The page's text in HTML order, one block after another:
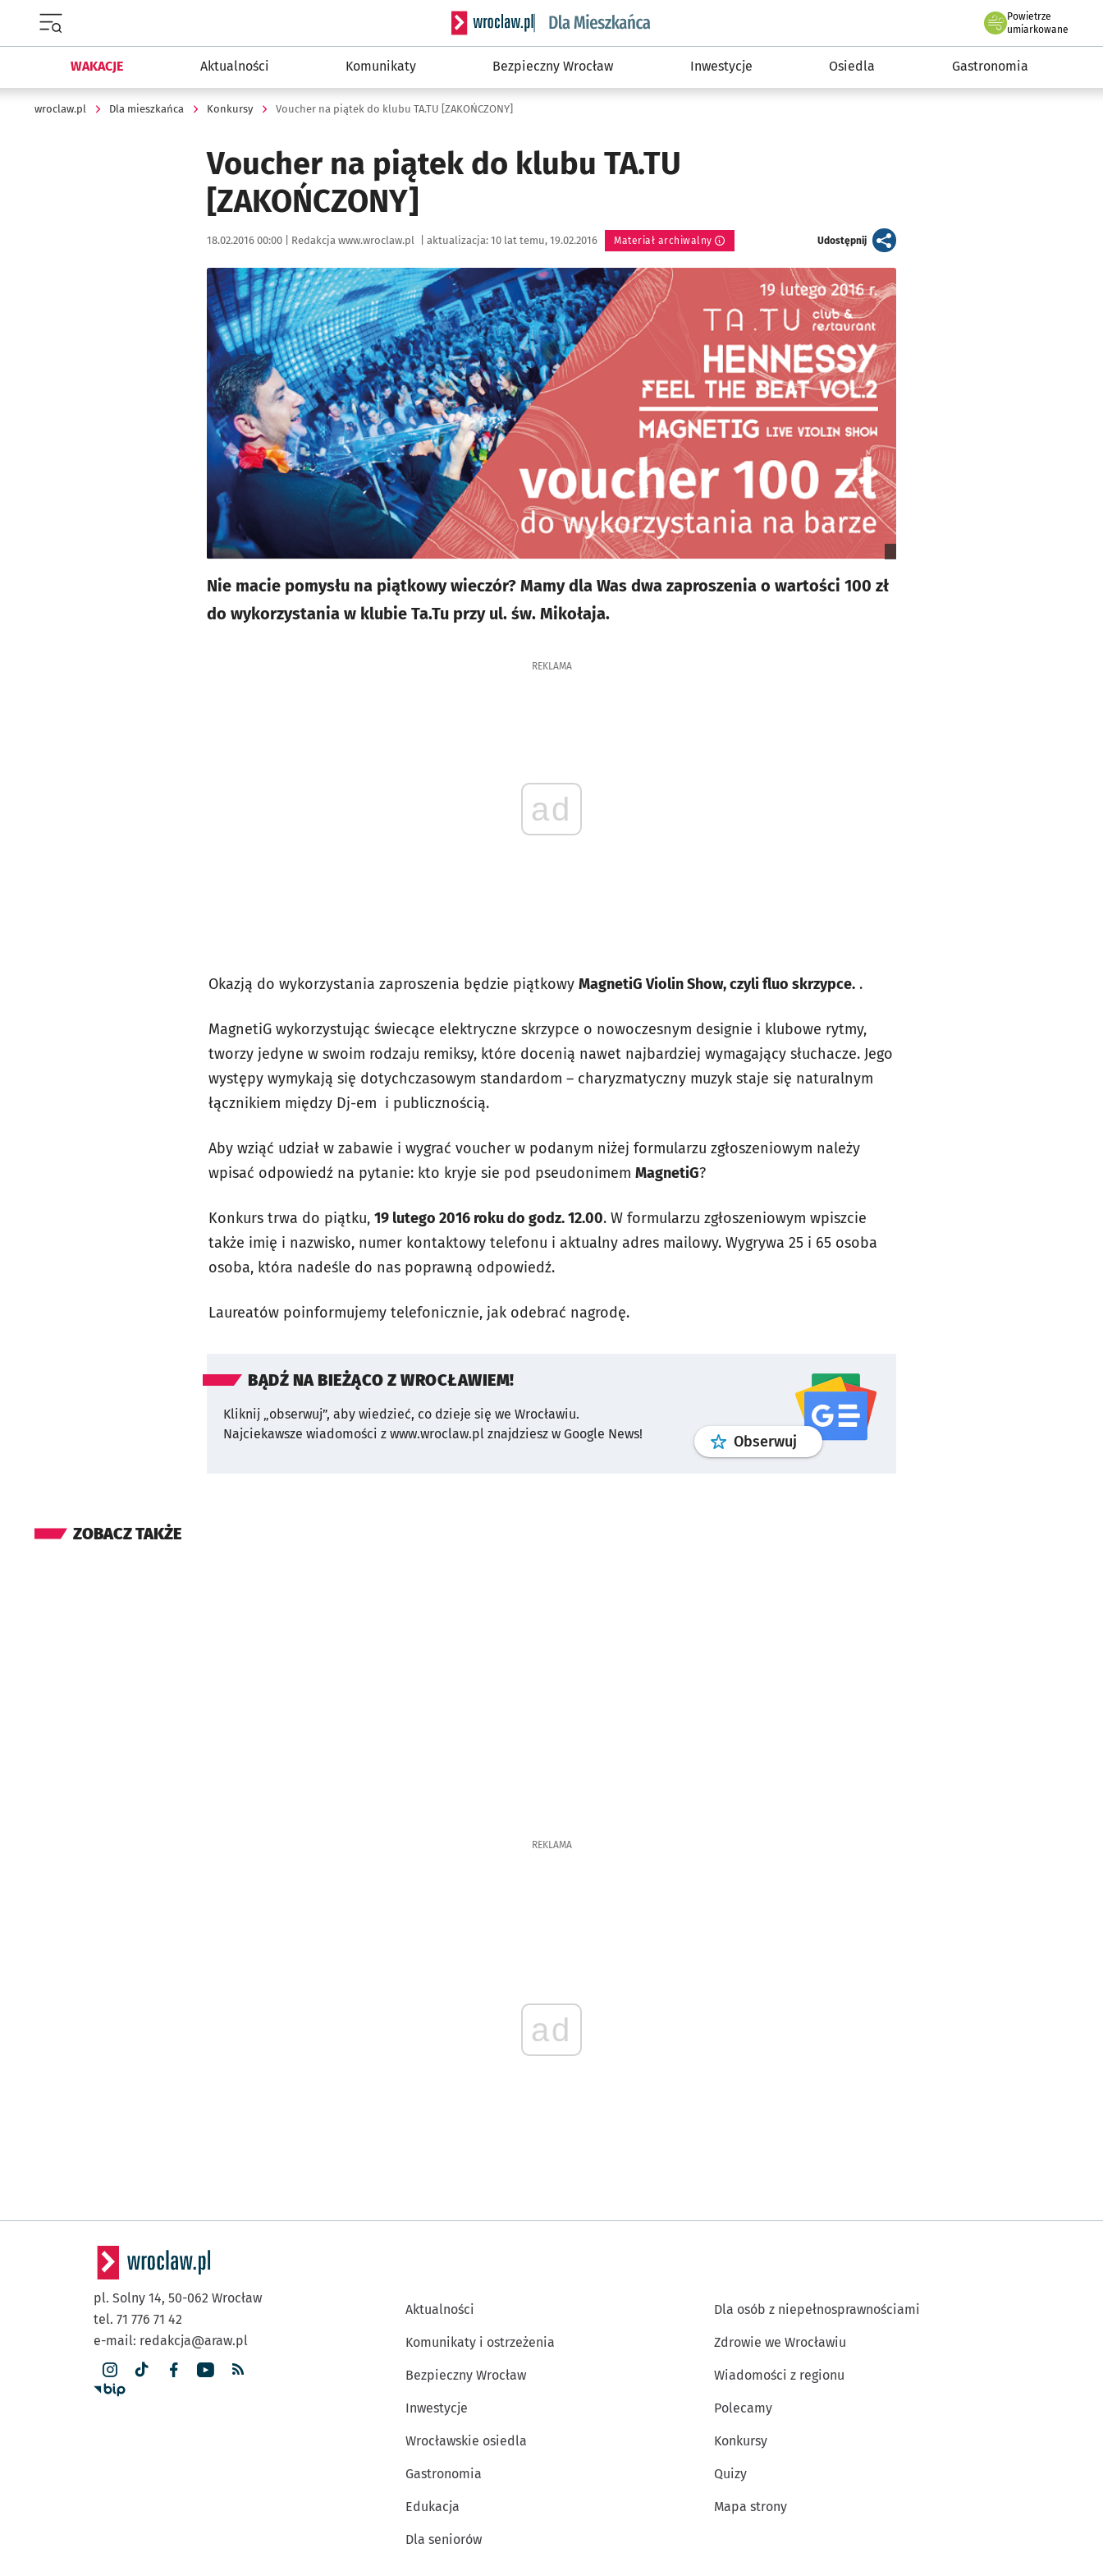
Serwis informacyjny wroclaw.pl podserwis: Dla mieszkańca
Powietrze
we Wrocławiu
umiarkowane
WAKACJE Aktualności Komunikaty Bezpieczny Wrocław Inwestycje Osiedla Gastronomia
wroclaw.pl Dla mieszkańca Konkursy Voucher na piątek do klubu TA.TU [ZAKOŃCZONY]
Voucher na piątek do klubu TA.TU
[ZAKOŃCZONY]
Data publikacji:
18.02.2016 00:00 | Autor:
Redakcja www.wroclaw.pl aktualizacja: 10 lat temu, 19.02.2016 Materiał archiwalny Udostępnijartykuł
Kliknij, aby powiększyć
Nie macie pomysłu na piątkowy wieczór? Mamy dla Was dwa zaproszenia o wartości 100 zł
do wykorzystania w klubie Ta.Tu przy ul. św. Mikołaja.
REKLAMA
ad
Okazją do wykorzystania zaproszenia będzie piątkowy MagnetiG Violin Show, czyli fluo skrzypce. .
MagnetiG wykorzystując świecące elektryczne skrzypce o nowoczesnym designie i klubowe rytmy,
tworzy jedyne w swoim rodzaju remiksy, które docenią nawet najbardziej wymagający słuchacze. Jego
występy wymykają się dotychczasowym standardom – charyzmatyczny muzyk staje się naturalnym
łącznikiem między Dj-em i publicznością.
Aby wziąć udział w zabawie i wygrać voucher w podanym niżej formularzu zgłoszeniowym należy
wpisać odpowiedź na pytanie: kto kryje sie pod pseudonimem MagnetiG?
Konkurs trwa do piątku, 19 lutego 2016 roku do godz. 12.00. W formularzu zgłoszeniowym wpiszcie
także imię i nazwisko, numer kontaktowy telefonu i aktualny adres mailowy. Wygrywa 25 i 65 osoba
osoba, która nadeśle do nas poprawną odpowiedź.
Laureatów poinformujemy telefonicznie, jak odebrać nagrodę.
BĄDŹ NA BIEŻĄCO Z WROCŁAWIEM!
Kliknij „obserwuj”, aby wiedzieć, co dzieje się we Wrocławiu.
Najciekawsze wiadomości z www.wroclaw.pl znajdziesz w Google News!
Obserwuj profilgoogle news
ZOBACZ TAKŻE
REKLAMA
ad
pl. Solny 14, 50-062 Wrocław
tel. 71 776 71 42
e-mail: redakcja@araw.pl
Aktualności
Komunikaty i ostrzeżenia
Bezpieczny Wrocław
Inwestycje
Wrocławskie osiedla
Gastronomia
Edukacja
Dla seniorów
Dla osób z niepełnosprawnościami
Zdrowie we Wrocławiu
Wiadomości z regionu
Polecamy
Konkursy
Quizy
Mapa strony